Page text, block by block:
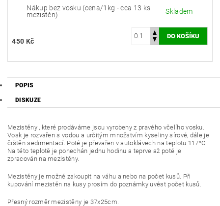
Nákup bez vosku (cena/1kg - cca 13 ks
mezistěn)
Skladem
450 Kč
POPIS
DISKUZE
Mezistěny , které prodáváme jsou vyrobeny z pravého včelího vosku.
Vosk je rozvařen s vodou a určitým množstvím kyseliny sírové, dále je
čištěn sedimentací. Poté je převařen v autoklávech na teplotu 117°C.
Na této teplotě je ponechán jednu hodinu a teprve až poté je
zpracován na mezistěny.
Mezistěny je možné zakoupit na váhu a nebo na počet kusů. Při
kupování mezistěn na kusy prosím do poznámky uvést počet kusů.
Přesný rozměr mezistěny je 37x25cm.